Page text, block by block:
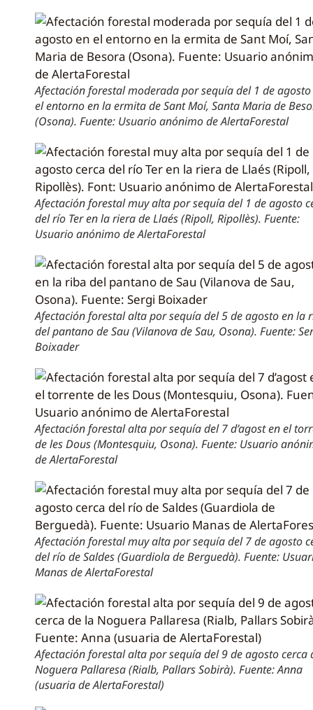
Afectación forestal moderada por sequía del 1 de
el entorno en la ermita de Sant Moí, Santa Maria de
(Osona). Fuente: Usuario anónimo de AlertaForestal
Afectación forestal muy alta por sequía del 1 de agosto
del río Ter en la riera de Llaés (Ripoll, Ripollès). Fuente:
Usuario anónimo de AlertaForestal
Afectación forestal alta por sequía del 5 de agosto en la
del pantano de Sau (Vilanova de Sau, Osona). Fuente:
Boixader
Afectación forestal alta por sequía del 7 d’agost en el
de les Dous (Montesquiu, Osona). Fuente: Usuario
de AlertaForestal
Afectación forestal muy alta por sequía del 7 de agosto
del río de Saldes (Guardiola de Berguedà). Fuente:
Manas de AlertaForestal
Afectación forestal alta por sequía del 9 de agosto cerca
Noguera Pallaresa (Rialb, Pallars Sobirà). Fuente: Anna
(usuaria de AlertaForestal)